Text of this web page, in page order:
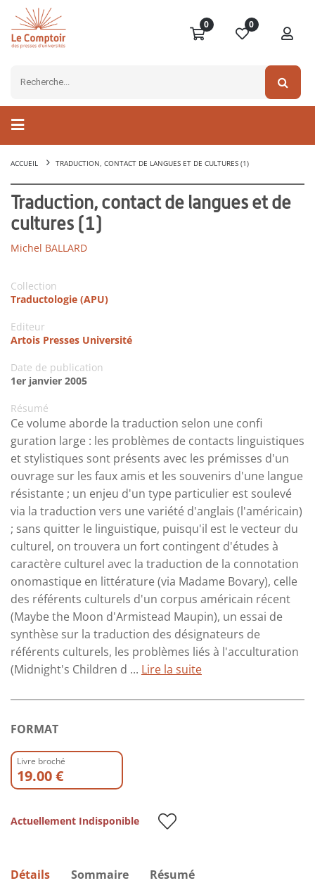
0 0
ACCUEIL TRADUCTION, CONTACT DE LANGUES ET DE CULTURES (1)
Traduction, contact de langues et de
cultures (1)
Michel BALLARD
Collection
Traductologie (APU)
Editeur
Artois Presses Université
Date de publication
1er janvier 2005
Résumé
Ce volume aborde la traduction selon une confi
guration large : les problèmes de contacts linguistiques
et stylistiques sont présents avec les prémisses d'un
ouvrage sur les faux amis et les souvenirs d'une langue
résistante ; un enjeu d'un type particulier est soulevé
via la traduction vers une variété d'anglais (l'américain)
; sans quitter le linguistique, puisqu'il est le vecteur du
culturel, on trouvera un fort contingent d'études à
caractère culturel avec la traduction de la connotation
onomastique en littérature (via Madame Bovary), celle
des référents culturels d'un corpus américain récent
(Maybe the Moon d'Armistead Maupin), un essai de
synthèse sur la traduction des désignateurs de
référents culturels, les problèmes liés à l'acculturation
(Midnight's Children d ... Lire la suite
FORMAT
Livre broché
19.00 €
Actuellement Indisponible
Détails Sommaire Résumé